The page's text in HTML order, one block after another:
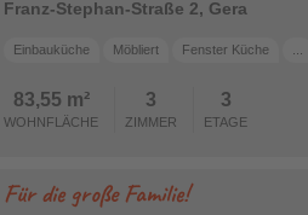
Franz-Stephan-Straße 2, Gera
Einbauküche Möbliert Fenster Küche
83,55 m²
WOHNFLÄCHE
3
ZIMMER
3
ETAGE
Für die große Familie!